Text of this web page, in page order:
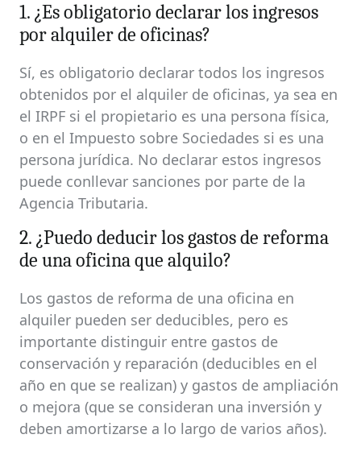
1. ¿Es obligatorio declarar los ingresos
por alquiler de oficinas?
Sí, es obligatorio declarar todos los ingresos
obtenidos por el alquiler de oficinas, ya sea en
el IRPF si el propietario es una persona física,
o en el Impuesto sobre Sociedades si es una
persona jurídica. No declarar estos ingresos
puede conllevar sanciones por parte de la
Agencia Tributaria.
2. ¿Puedo deducir los gastos de reforma
de una oficina que alquilo?
Los gastos de reforma de una oficina en
alquiler pueden ser deducibles, pero es
importante distinguir entre gastos de
conservación y reparación (deducibles en el
año en que se realizan) y gastos de ampliación
o mejora (que se consideran una inversión y
deben amortizarse a lo largo de varios años).